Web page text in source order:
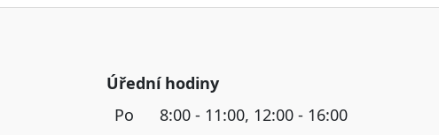
Úřední hodiny
Po
8:00 - 11:00, 12:00 - 16:00